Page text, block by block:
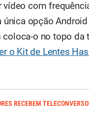
com
única opção
o no topo
o Kit de Lentes
RECEBEM